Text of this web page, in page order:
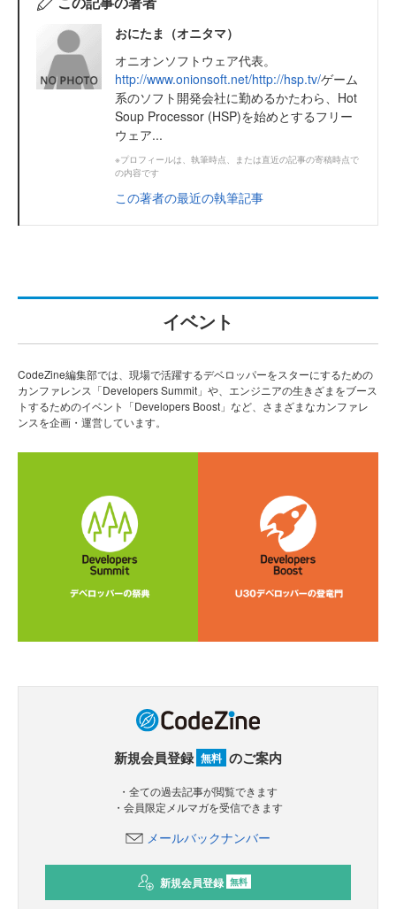
おにたま（オニタマ）
オニオンソフトウェア代表。
http://www.onionsoft.net/http://hsp.tv/ゲーム
系のソフト開発会社に勤めるかたわら、Hot
Soup Processor (HSP)を始めとするフリー
ウェア...
※プロフィールは、執筆時点、または直近の記事の寄稿時点で
の内容です
この著者の最近の執筆記事
イベント
CodeZine編集部では、現場で活躍するデベロッパーをスターにするための
カンファレンス「Developers Summit」や、エンジニアの生きざまをブース
トするためのイベント「Developers Boost」など、さまざまなカンファレ
ンスを企画・運営しています。
新規会員登録 無料 のご案内
・全ての過去記事が閲覧できます
・会員限定メルマガを受信できます
メールバックナンバー
新規会員登録 無料